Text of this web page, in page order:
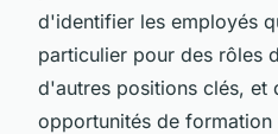
d'identifier les employés
particulier pour des rôles
d'autres positions clés, et
opportunités de